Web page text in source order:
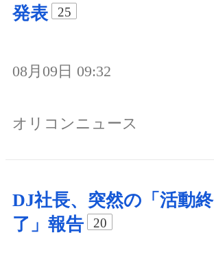
発表
25
08月09日 09:32
オリコンニュース
DJ社長、突然の「活動終
了」報告
20